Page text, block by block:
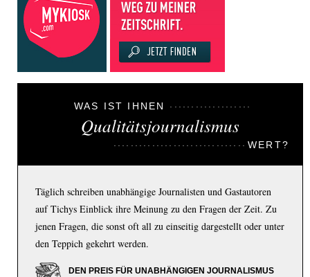
WAS IST IHNEN
Qualitätsjournalismus
WERT?
Täglich schreiben unabhängige Journalisten und Gastautoren
auf Tichys Einblick ihre Meinung zu den Fragen der Zeit. Zu
jenen Fragen, die sonst oft all zu einseitig dargestellt oder unter
den Teppich gekehrt werden.
DEN PREIS FÜR UNABHÄNGIGEN JOURNALISMUS